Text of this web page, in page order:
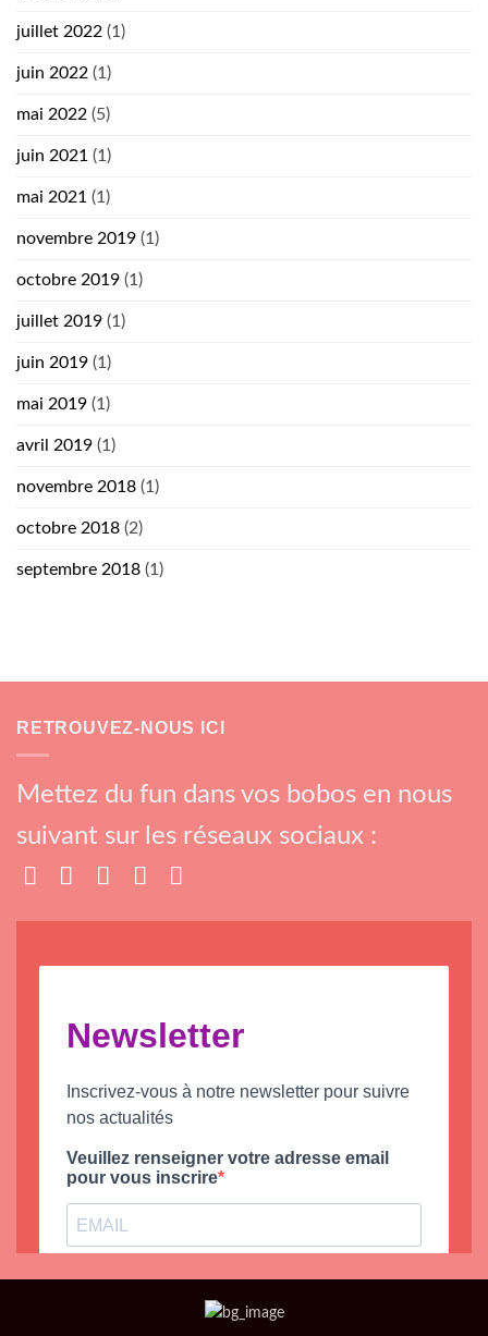
juillet 2022 (1)
juin 2022 (1)
mai 2022 (5)
juin 2021 (1)
mai 2021 (1)
novembre 2019 (1)
octobre 2019 (1)
juillet 2019 (1)
juin 2019 (1)
mai 2019 (1)
avril 2019 (1)
novembre 2018 (1)
octobre 2018 (2)
septembre 2018 (1)
RETROUVEZ-NOUS ICI
Mettez du fun dans vos bobos en nous
suivant sur les réseaux sociaux :